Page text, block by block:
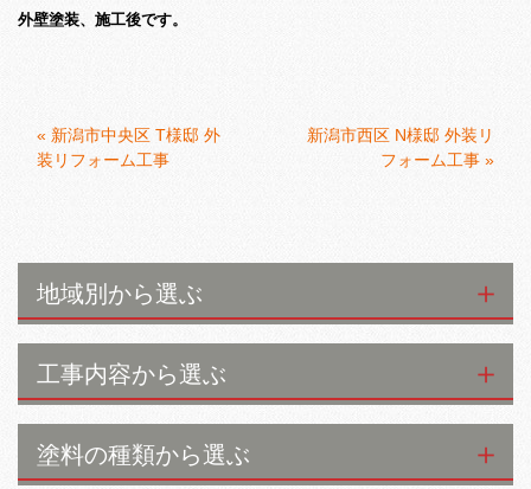
外壁塗装、施工後です。
« 新潟市中央区 T様邸 外
装リフォーム工事
新潟市西区 N様邸 外装リ
フォーム工事 »
地域別から選ぶ
工事内容から選ぶ
塗料の種類から選ぶ